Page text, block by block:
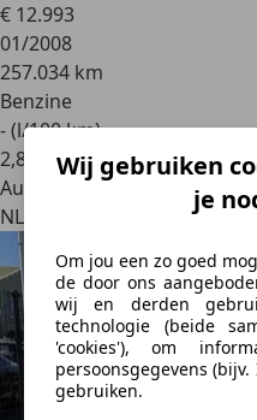
Wij gebruiken
je
Om jou een zo goed
de door ons
wij en derden
technologie (beide
'cookies'), om
persoonsgegevens
gebruiken.
€ 12.993
01/2008
257.034 km
Benzine
- (l/100 km)
2,8
Autobedrijf
NL 3471 GZ